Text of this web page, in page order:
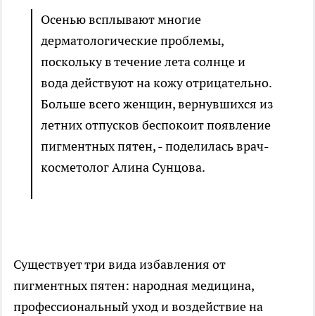
Осенью всплывают многие
дерматологические проблемы,
поскольку в течение лета солнце и
вода действуют на кожу отрицательно.
Больше всего женщин, вернувшихся из
летних отпусков беспокоит появление
пигментных пятен, - поделилась врач-
косметолог Алина Сунцова.
Существует три вида избавления от
пигментных пятен: народная медицина,
профессиональный уход и воздействие на